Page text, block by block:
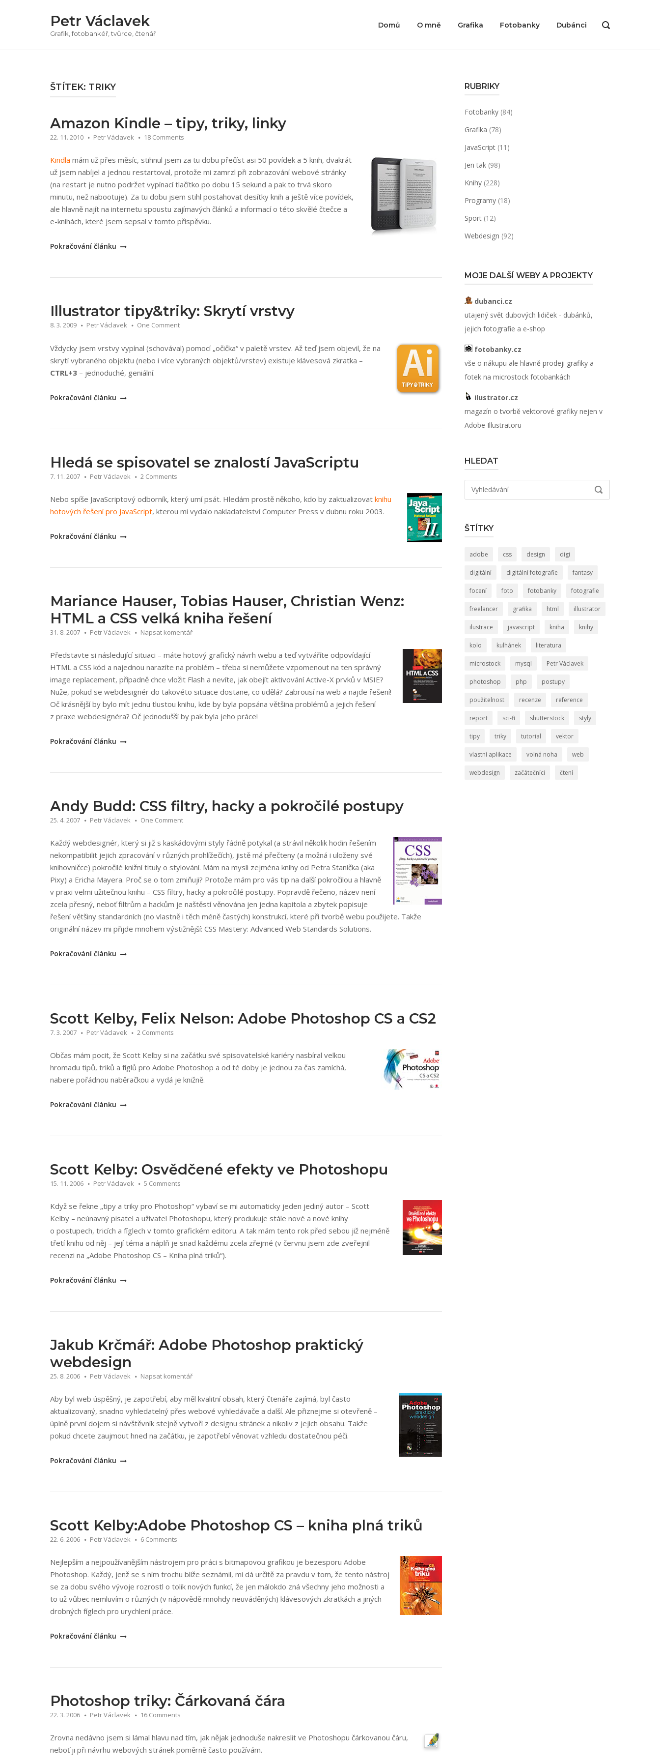
Petr Václavek
Grafik, fotobankéř, tvůrce, čtenář
Domů O mně Grafika Fotobanky Dubánci
OPEN
ŠTÍTEK: TRIKY
Amazon Kindle – tipy, triky, linky
22. 11. 2010 Petr Václavek 18 Comments
Kindla mám už přes měsíc, stihnul jsem za tu dobu přečíst asi 50 povídek a 5 knih, dvakrát
už jsem nabíjel a jednou restartoval, protože mi zamrzl při zobrazování webové stránky
(na restart je nutno podržet vypínací tlačítko po dobu 15 sekund a pak to trvá skoro
minutu, než nabootuje). Za tu dobu jsem stihl postahovat desítky knih a ještě více povídek,
ale hlavně najít na internetu spoustu zajímavých článků a informací o této skvělé čtečce a
e-knihách, které jsem sepsal v tomto příspěvku.
„Amazon
linky“
Pokračování článku
Illustrator tipy&triky: Skrytí vrstvy
8. 3. 2009 Petr Václavek One Comment
Vždycky jsem vrstvy vypínal (schovával) pomocí „očička“ v paletě vrstev. Až teď jsem objevil, že na
skrytí vybraného objektu (nebo i více vybraných objektů/vrstev) existuje klávesová zkratka –
CTRL+3 – jednoduché, geniální.
„Illustrator
Pokračování článku
Hledá se spisovatel se znalostí JavaScriptu
7. 11. 2007 Petr Václavek 2 Comments
Nebo spíše JavaScriptový odborník, který umí psát. Hledám prostě někoho, kdo by zaktualizovat knihu
hotových řešení pro JavaScript, kterou mi vydalo nakladatelství Computer Press v dubnu roku 2003.
„Hledá
JavaScriptu“
Pokračování článku
Mariance Hauser, Tobias Hauser, Christian Wenz:
HTML a CSS velká kniha řešení
31. 8. 2007 Petr Václavek Napsat komentář
Představte si následující situaci – máte hotový grafický návrh webu a teď vytváříte odpovídající
HTML a CSS kód a najednou narazíte na problém – třeba si nemůžete vzpomenout na ten správný
image replacement, případně chce vložit Flash a nevíte, jak obejít aktivování Active-X prvků v MSIE?
Nuže, pokud se webdesignér do takovéto situace dostane, co udělá? Zabrousí na web a najde řešení!
Oč krásnější by bylo mít jednu tlustou knihu, kde by byla popsána většina problémů a jejich řešení
z praxe webdesignéra? Oč jednodušší by pak byla jeho práce!
„Mariance
Wenz:
CSS
velká
kniha
řešení“
Pokračování článku
Andy Budd: CSS filtry, hacky a pokročilé postupy
25. 4. 2007 Petr Václavek One Comment
Každý webdesignér, který si již s kaskádovými styly řádně potykal (a strávil několik hodin řešením
nekompatibilit jejich zpracování v různých prohlížečích), jistě má přečteny (a možná i uloženy své
knihovničce) pokročilé knižní tituly o stylování. Mám na mysli zejména knihy od Petra Staníčka (aka
Pixy) a Ericha Mayera. Proč se o tom zmiňuji? Protože mám pro vás tip na další pokročilou a hlavně
v praxi velmi užitečnou knihu – CSS filtry, hacky a pokročilé postupy. Popravdě řečeno, název není
zcela přesný, neboť filtrům a hackům je naštěstí věnována jen jedna kapitola a zbytek popisuje
řešení většiny standardních (no vlastně i těch méně častých) konstrukcí, které při tvorbě webu použijete. Takže
originální název mi přijde mnohem výstižnější: CSS Mastery: Advanced Web Standards Solutions.
„Andy
a
Pokračování článku
Scott Kelby, Felix Nelson: Adobe Photoshop CS a CS2
7. 3. 2007 Petr Václavek 2 Comments
Občas mám pocit, že Scott Kelby si na začátku své spisovatelské kariéry nasbíral velkou
hromadu tipů, triků a fíglů pro Adobe Photoshop a od té doby je jednou za čas zamíchá,
nabere pořádnou naběračkou a vydá je knižně.
„Scott
Photoshop
CS2“
Pokračování článku
Scott Kelby: Osvědčené efekty ve Photoshopu
15. 11. 2006 Petr Václavek 5 Comments
Když se řekne „tipy a triky pro Photoshop“ vybaví se mi automaticky jeden jediný autor – Scott
Kelby – neúnavný pisatel a uživatel Photoshopu, který produkuje stále nové a nové knihy
o postupech, tricích a fíglech v tomto grafickém editoru. A tak mám tento rok před sebou již nejméně
třetí knihu od něj – její téma a náplň je snad každému zcela zřejmé (v červnu jsem zde zveřejnil
recenzi na „Adobe Photoshop CS – Kniha plná triků“).
„Scott
Photoshopu“
Pokračování článku
Jakub Krčmář: Adobe Photoshop praktický
webdesign
25. 8. 2006 Petr Václavek Napsat komentář
Aby byl web úspěšný, je zapotřebí, aby měl kvalitní obsah, který čtenáře zajímá, byl často
aktualizovaný, snadno vyhledatelný přes webové vyhledávače a další. Ale přiznejme si otevřeně –
úplně první dojem si návštěvník stejně vytvoří z designu stránek a nikoliv z jejich obsahu. Takže
pokud chcete zaujmout hned na začátku, je zapotřebí věnovat vzhledu dostatečnou péči.
„Jakub
webdesign“
Pokračování článku
Scott Kelby:Adobe Photoshop CS – kniha plná triků
22. 6. 2006 Petr Václavek 6 Comments
Nejlepším a nejpoužívanějším nástrojem pro práci s bitmapovou grafikou je bezesporu Adobe
Photoshop. Každý, jenž se s ním trochu blíže seznámil, mi dá určitě za pravdu v tom, že tento nástroj
se za dobu svého vývoje rozrostl o tolik nových funkcí, že jen málokdo zná všechny jeho možnosti a
to už vůbec nemluvím o různých (v nápovědě mnohdy neuváděných) klávesových zkratkách a jiných
drobných fíglech pro urychlení práce.
„Scott
kniha
Pokračování článku
Photoshop triky: Čárkovaná čára
22. 3. 2006 Petr Václavek 16 Comments
Zrovna nedávno jsem si lámal hlavu nad tím, jak nějak jednoduše nakreslit ve Photoshopu čárkovanou čáru,
neboť ji při návrhu webových stránek poměrně často používám.
RUBRIKY
Fotobanky(84)
Grafika (78)
JavaScript(11)
Jen tak(98)
Knihy(228)
Programy(18)
Sport(12)
Webdesign (92)
MOJE DALŠÍ WEBY A PROJEKTY
dubanci.cz
utajený svět dubových lidiček - dubánků,
jejich fotografie a e-shop
fotobanky.cz
vše o nákupu ale hlavně prodeji grafiky a
fotek na microstock fotobankách
ilustrator.cz
magazín o tvorbě vektorové grafiky nejen v
Adobe Illustratoru
HLEDAT
Hledat:
VYHLEDÁVÁNÍ
ŠTÍTKY
adobe css design digi
digitální digitální fotografie fantasy
focení foto fotobanky fotografie
freelancer grafika html illustrator
ilustrace javascript kniha knihy
kolo kulhánek literatura
microstock mysql Petr Václavek
photoshop php postupy
použitelnost recenze reference
report sci-fi shutterstock styly
tipy triky tutorial vektor
vlastní aplikace volná noha web
webdesign začátečníci čtení